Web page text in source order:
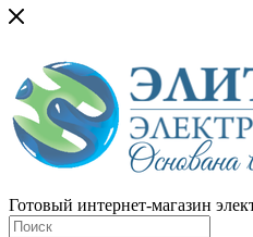
Готовый интернет-магазин